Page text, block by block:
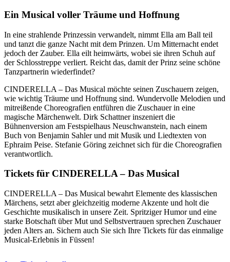
Ein Musical voller Träume und Hoffnung
In eine strahlende Prinzessin verwandelt, nimmt Ella am Ball teil
und tanzt die ganze Nacht mit dem Prinzen. Um Mitternacht endet
jedoch der Zauber. Ella eilt heimwärts, wobei sie ihren Schuh auf
der Schlosstreppe verliert. Reicht das, damit der Prinz seine schöne
Tanzpartnerin wiederfindet?
CINDERELLA – Das Musical möchte seinen Zuschauern zeigen,
wie wichtig Träume und Hoffnung sind. Wundervolle Melodien und
mitreißende Choreografien entführen die Zuschauer in eine
magische Märchenwelt. Dirk Schattner inszeniert die
Bühnenversion am Festspielhaus Neuschwanstein, nach einem
Buch von Benjamin Sahler und mit Musik und Liedtexten von
Ephraim Peise. Stefanie Göring zeichnet sich für die Choreografien
verantwortlich.
Tickets für CINDERELLA – Das Musical
CINDERELLA – Das Musical bewahrt Elemente des klassischen
Märchens, setzt aber gleichzeitig moderne Akzente und holt die
Geschichte musikalisch in unsere Zeit. Spritziger Humor und eine
starke Botschaft über Mut und Selbstvertrauen sprechen Zuschauer
jeden Alters an. Sichern auch Sie sich Ihre Tickets für das einmalige
Musical-Erlebnis in Füssen!